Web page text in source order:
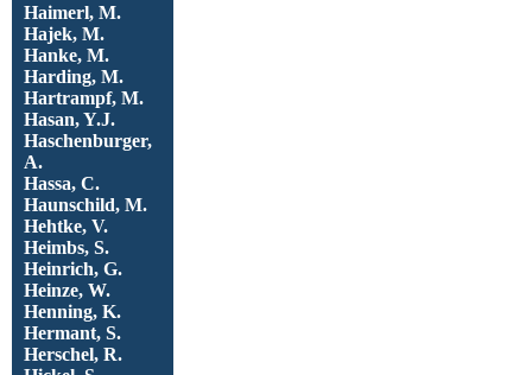
Haimerl, M.
Hajek, M.
Hanke, M.
Harding, M.
Hartrampf, M.
Hasan, Y.J.
Haschenburger,
A.
Hassa, C.
Haunschild, M.
Hehtke, V.
Heimbs, S.
Heinrich, G.
Heinze, W.
Henning, K.
Hermant, S.
Herschel, R.